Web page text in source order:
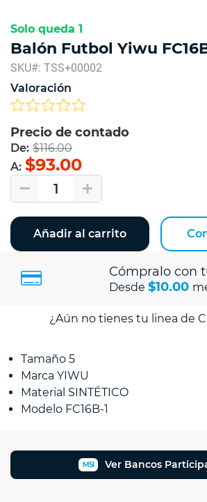
Solo queda 1
Balón Futbol Yiwu
SKU#: TSS+00002
Valoración
Precio de contado
De: $116.00
A: $93.00
1
Añadir al carrito
Cómpralo con
Desde $10.00
¿Aún no tienes tu linea de
Tamaño 5
Marca YIWU
Material SINTÉTICO
Modelo FC16B-1
MSI Ver Bancos